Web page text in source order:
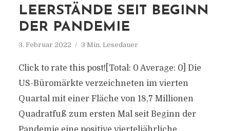
LEERSTÄNDE SEIT BEGINN
DER PANDEMIE
3. Februar 2022 3 Min. Lesedauer
Click to rate this post![Total: 0 Average: 0] Die
US-Büromärkte verzeichneten im vierten
Quartal mit einer Fläche von 18,7 Millionen
Quadratfuß zum ersten Mal seit Beginn der